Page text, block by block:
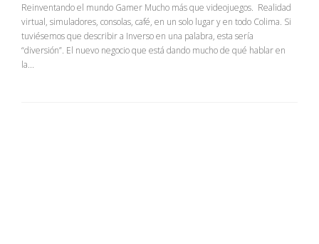
Reinventando el mundo Gamer Mucho más que videojuegos. Realidad
virtual, simuladores, consolas, café, en un solo lugar y en todo Colima. Si
tuviésemos que describir a Inverso en una palabra, esta sería
“diversión”. El nuevo negocio que está dando mucho de qué hablar en
la...